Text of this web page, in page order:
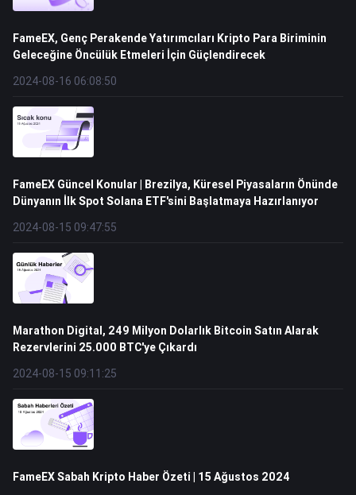
FameEX, Genç Perakende Yatırımcıları Kripto Para Biriminin
Geleceğine Öncülük Etmeleri İçin Güçlendirecek
2024-08-16 06:08:50
FameEX Güncel Konular | Brezilya, Küresel Piyasaların Önünde
Dünyanın İlk Spot Solana ETF'sini Başlatmaya Hazırlanıyor
2024-08-15 09:47:55
Marathon Digital, 249 Milyon Dolarlık Bitcoin Satın Alarak
Rezervlerini 25.000 BTC'ye Çıkardı
2024-08-15 09:11:25
FameEX Sabah Kripto Haber Özeti | 15 Ağustos 2024